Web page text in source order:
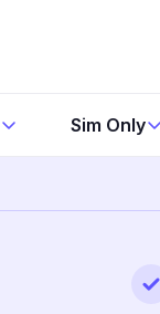
Sim Only